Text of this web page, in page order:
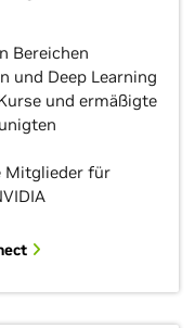
Bereichen
und Deep Learning
und ermäßigte
Mitglieder für